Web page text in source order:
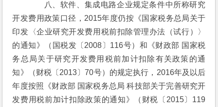
八、软件、集成电路企业规定条件中所称研究
开发费用政策口径，2015年度仍按《国家税务总局关于
印发〈企业研究开发费用税前扣除管理办法（试行）〉
的通知》（国税发〔2008〕116号）和《财政部 国家税
务总局关于研究开发费用税前加计扣除有关政策的通
知》（财税〔2013〕70号）的规定执行，2016年及以后
年度按照《财政部 国家税务总局 科技部关于完善研究开
发费用税前加计扣除政策的通知》（财税〔2015〕119